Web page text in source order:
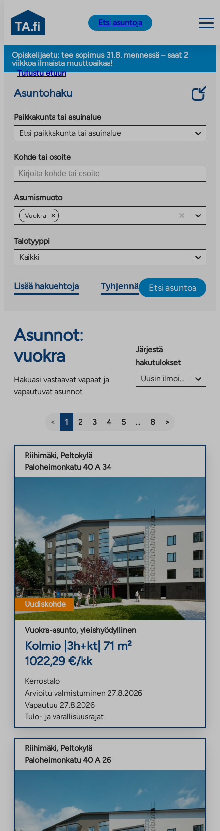
Siirry
sisältöön
TA.fi
Etsi asuntoja
Opiskelijaetu: tee sopimus 31.8. mennessä – saat 2
viikkoa ilmaista muuttoaikaa!
Tutustu etuun
Asuntohaku
Paikkakunta tai asuinalue
Etsi paikkakunta tai asuinalue
Kohde tai osoite
Asumismuoto
Vuokra
Talotyyppi
Kaikki
Lisää hakuehtoja Tyhjennä Etsi asuntoa
Asunnot:
vuokra
Hakuasi vastaavat vapaat ja
vapautuvat asunnot
Järjestä
hakutulokset
Uusin ilmoitus ensin
< 1 2 3 4 5 … 8 >
Riihimäki, Peltokylä
Paloheimonkatu 40 A 34
Uudiskohde
Vuokra-asunto, yleishyödyllinen
Kolmio 3h+kt| 71 m²
1022,29 €/kk
Kerrostalo
Arvioitu valmistuminen 27.8.2026
Vapautuu 27.8.2026
Tulo- ja varallisuusrajat
Riihimäki, Peltokylä
Paloheimonkatu 40 A 26